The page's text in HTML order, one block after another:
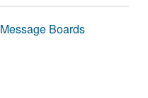
Message Boards